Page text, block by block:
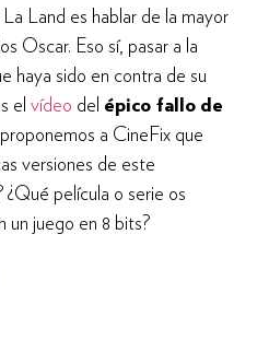
Land es hablar de la mayor
Oscar. Eso sí, pasar a la
haya sido en contra de su
elvídeo del épico fallo de
a CineFix que
versiones de este
¿Qué película o serie os
un juego en 8 bits?